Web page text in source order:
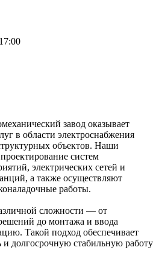
завод оказывает
в области электроснабжения
объектов. Наши
систем
электрических сетей и
а также осуществляют
работы.
сложности — от
до монтажа и ввода
Такой подход обеспечивает
и долгосрочную стабильную работу